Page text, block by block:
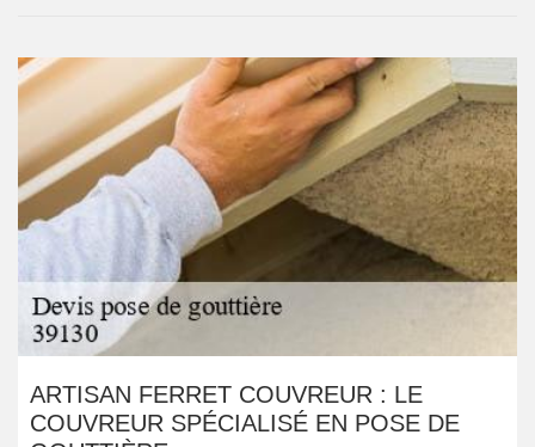
ARTISAN FERRET COUVREUR : LE
COUVREUR SPÉCIALISÉ EN POSE DE